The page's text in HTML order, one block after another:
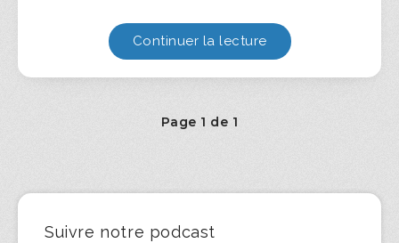
Continuer la lecture
Page 1 de 1
Suivre notre podcast